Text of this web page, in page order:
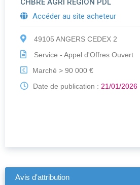
Accéder au site acheteur
49105 ANGERS CEDEX 2
Service - Appel d'Offres Ouvert
€
Marché > 90 000 €
Date de publication : 21/01/2026
Avis d'attribution